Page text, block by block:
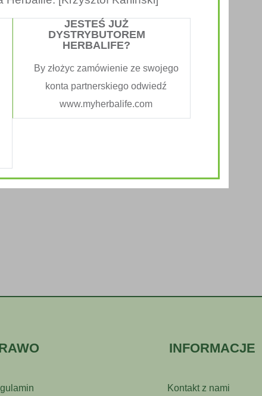
INFORMACJE
Kontakt z nami
JESTEŚ JUŻ
DYSTRYBUTOREM
HERBALIFE?
By złożyc zamówienie ze swojego
konta partnerskiego odwiedź
www.myherbalife.com